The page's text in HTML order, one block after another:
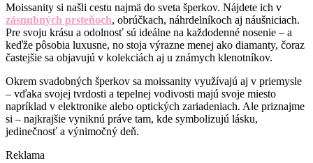
Moissanity si našli cestu najmä do sveta šperkov. Nájdete ich v
zásnubných prsteňoch, obrúčkach, náhrdelníkoch aj náušniciach.
Pre svoju krásu a odolnosť sú ideálne na každodenné nosenie – a
keďže pôsobia luxusne, no stoja výrazne menej ako diamanty, čoraz
častejšie sa objavujú v kolekciách aj u známych klenotníkov.
Okrem svadobných šperkov sa moissanity využívajú aj v priemysle
– vďaka svojej tvrdosti a tepelnej vodivosti majú svoje miesto
napríklad v elektronike alebo optických zariadeniach. Ale priznajme
si – najkrajšie vyniknú práve tam, kde symbolizujú lásku,
jedinečnosť a výnimočný deň.
Reklama